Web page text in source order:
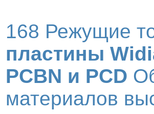
168 Режущие
пластины
PCBN и PCD
материалов